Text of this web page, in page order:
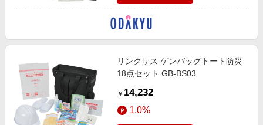
リンクサス ゲンバッグトート防災
18点セット GB-BS03
￥ 14,232
1.0%